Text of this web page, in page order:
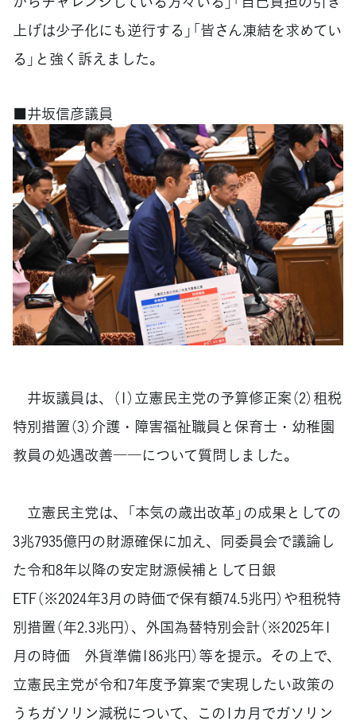
上げは少子化にも逆行する」「皆さん凍結を求めてい
る」と強く訴えました。
■井坂信彦議員
井坂議員は、（1）立憲民主党の予算修正案（2）租税
特別措置（3）介護・障害福祉職員と保育士・幼稚園
教員の処遇改善――について質問しました。
立憲民主党は、「本気の歳出改革」の成果としての
3兆7935億円の財源確保に加え、同委員会で議論し
た令和8年以降の安定財源候補として日銀
ETF（※2024年3月の時価で保有額74.5兆円）や租税特
別措置（年2.3兆円）、外国為替特別会計（※2025年1
月の時価 外貨準備186兆円）等を提示。その上で、
立憲民主党が令和7年度予算案で実現したい政策の
うちガソリン減税について、この1カ月でガソリン